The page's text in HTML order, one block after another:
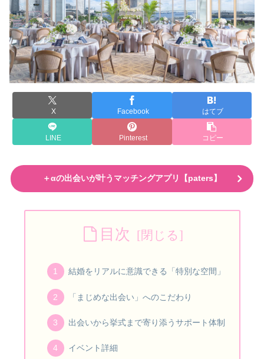
X Facebook はてブ
LINE Pinterest コピー
＋αの出会いが叶うマッチングアプリ【paters】
目次
結婚をリアルに意識できる「特別な空間」
「まじめな出会い」へのこだわり
出会いから挙式まで寄り添うサポート体制
イベント詳細